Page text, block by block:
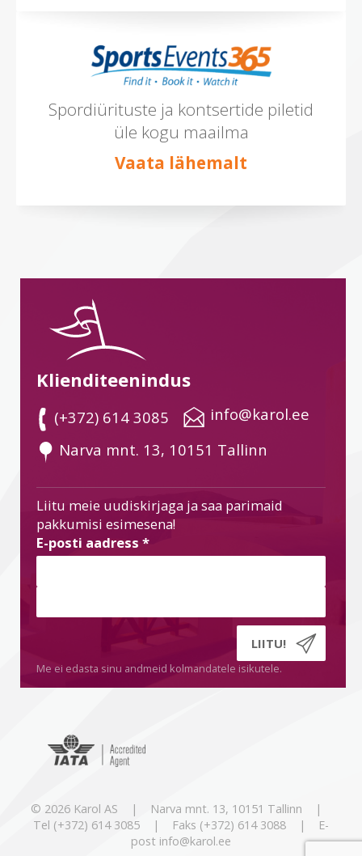
Spordiürituste ja kontsertide piletid
üle kogu maailma
Vaata lähemalt
Klienditeenindus
(+372) 614 3085
info@karol.ee
Narva mnt. 13, 10151 Tallinn
Liitu meie uudiskirjaga ja saa parimaid
pakkumisi esimesena!
E-posti aadress *
Me ei edasta sinu andmeid kolmandatele isikutele.
© 2026 Karol AS | Narva mnt. 13, 10151 Tallinn |
Tel (+372) 614 3085 | Faks (+372) 614 3088 | E-
post info@karol.ee